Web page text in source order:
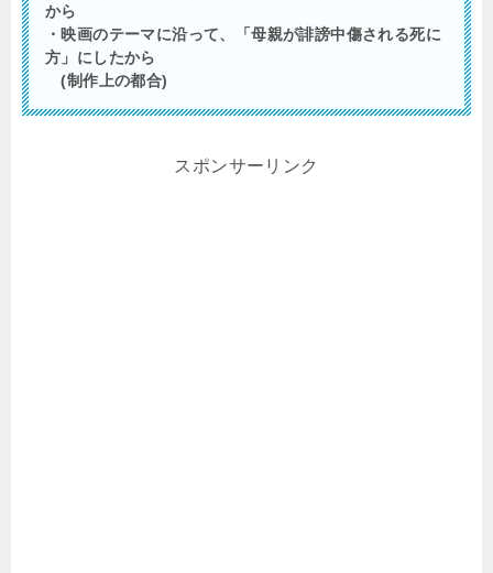
から
・映画のテーマに沿って、「母親が誹謗中傷される死に
方」にしたから
(制作上の都合)
スポンサーリンク